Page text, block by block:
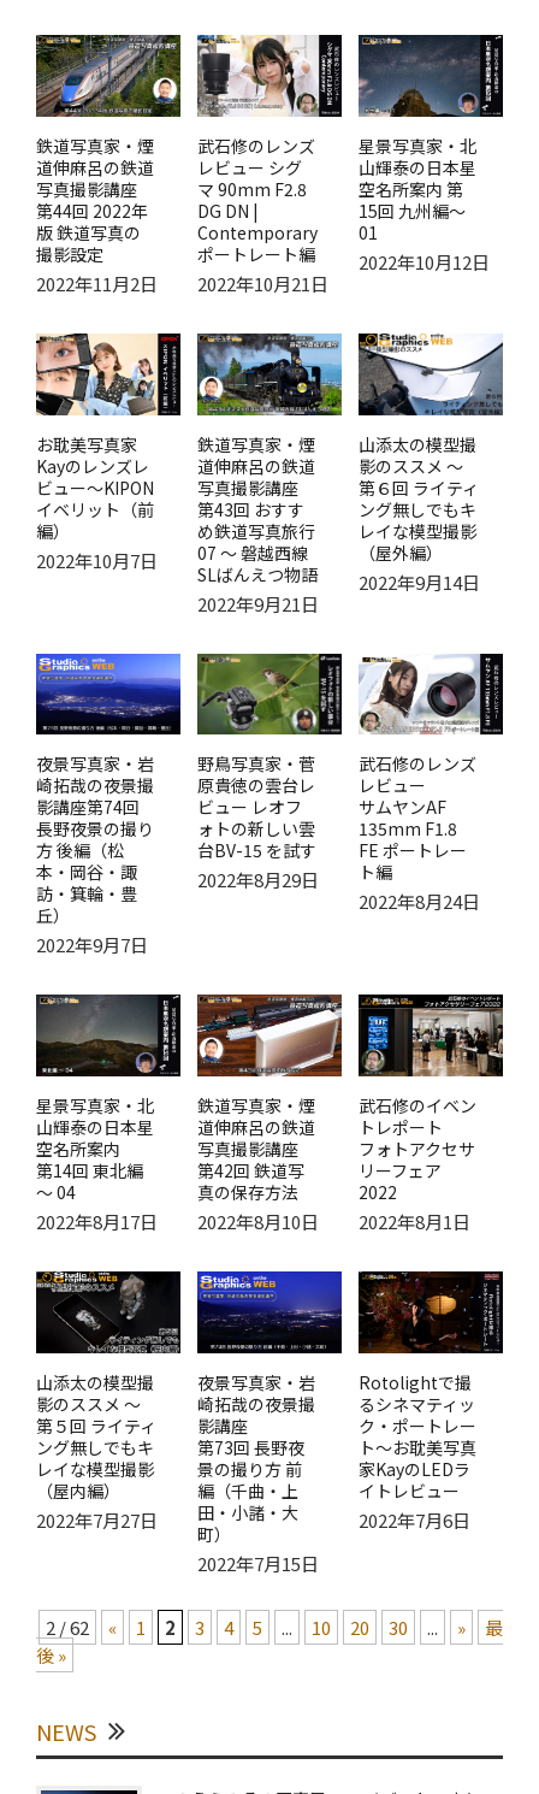
鉄道写真家・煙
道伸麻呂の鉄道
写真撮影講座
第44回 2022年
版 鉄道写真の
撮影設定
2022年11月2日
武石修のレンズ
レビュー シグ
マ 90mm F2.8
DG DN |
Contemporary
ポートレート編
2022年10月21日
星景写真家・北
山輝泰の日本星
空名所案内 第
15回 九州編～
01
2022年10月12日
お耽美写真家
Kayのレンズレ
ビュー～KIPON
イベリット（前
編）
2022年10月7日
鉄道写真家・煙
道伸麻呂の鉄道
写真撮影講座
第43回 おすす
め鉄道写真旅行
07 ～ 磐越西線
SLばんえつ物語
2022年9月21日
山添太の模型撮
影のススメ ～
第６回 ライティ
ング無しでもキ
レイな模型撮影
（屋外編）
2022年9月14日
夜景写真家・岩
崎拓哉の夜景撮
影講座第74回
長野夜景の撮り
方 後編（松
本・岡谷・諏
訪・箕輪・豊
丘）
2022年9月7日
野鳥写真家・菅
原貴徳の雲台レ
ビュー レオフ
ォトの新しい雲
台BV-15 を試す
2022年8月29日
武石修のレンズ
レビュー
サムヤンAF
135mm F1.8
FE ポートレー
ト編
2022年8月24日
星景写真家・北
山輝泰の日本星
空名所案内
第14回 東北編
～ 04
2022年8月17日
鉄道写真家・煙
道伸麻呂の鉄道
写真撮影講座
第42回 鉄道写
真の保存方法
2022年8月10日
武石修のイベン
トレポート
フォトアクセサ
リーフェア
2022
2022年8月1日
山添太の模型撮
影のススメ ～
第５回 ライティ
ング無しでもキ
レイな模型撮影
（屋内編）
2022年7月27日
夜景写真家・岩
崎拓哉の夜景撮
影講座
第73回 長野夜
景の撮り方 前
編（千曲・上
田・小諸・大
町）
2022年7月15日
Rotolightで撮
るシネマティッ
ク・ポートレー
ト～お耽美写真
家KayのLEDラ
イトレビュー
2022年7月6日
2 / 62 « 1 2 3 4 5 ... 10 20 30 ... »
最
後 »
NEWS